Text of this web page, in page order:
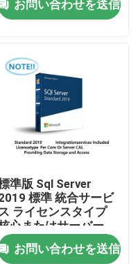
スデータ操作に最適
化されています
お問い合わせを送信
準版 Sql Server
標準 統合サービ
ライセンスタイプ
心またはサーバー
データの保存とア
セスを提供する
お問い合わせを送信